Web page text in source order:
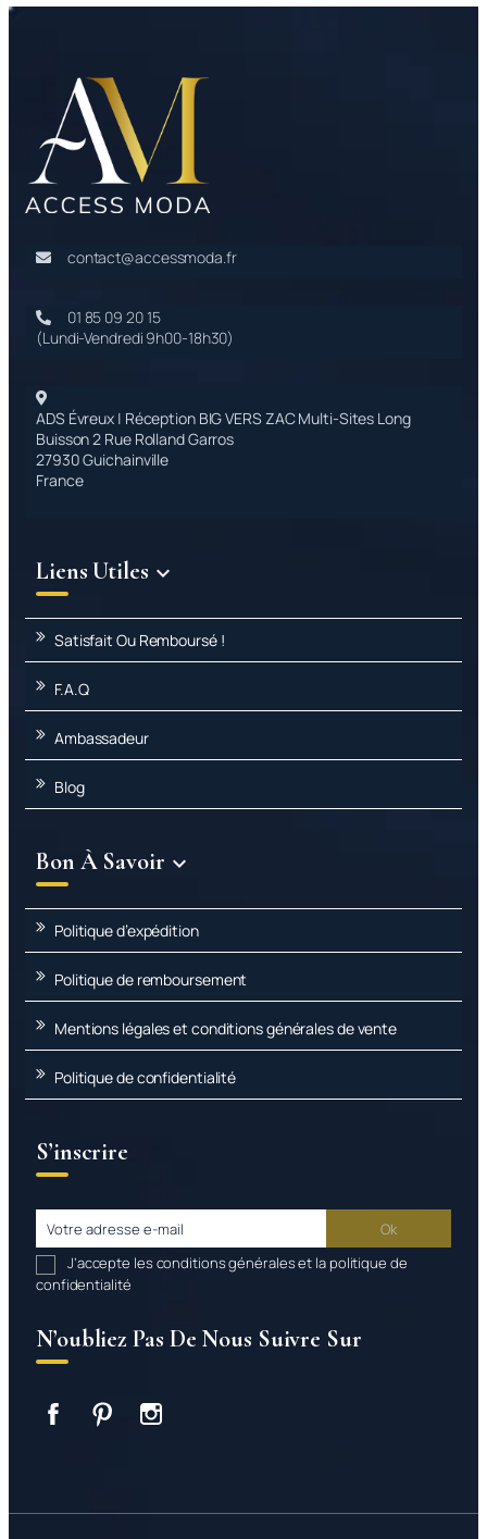
contact@accessmoda.fr
01 85 09 20 15
(Lundi-Vendredi 9h00-18h30)
ADS Évreux | Réception BIG VERS ZAC Multi-Sites Long
Buisson 2 Rue Rolland Garros
27930 Guichainville
France
Liens Utiles 
Satisfait Ou Remboursé !
F.A.Q
Ambassadeur
Blog
Bon À Savoir 
Politique d’expédition
Politique de remboursement
Mentions légales et conditions générales de vente
Politique de confidentialité
S’inscrire
J’accepte les conditions générales et la politique de
confidentialité
N’oubliez Pas De Nous Suivre Sur
FacebookPinterest